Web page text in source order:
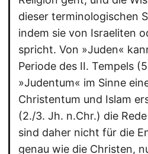
dieser terminologischen
indem sie von Israeliten
spricht. Von »Juden«
Periode des II. Tempels
»Judentum« im Sinne
Christentum und Islam
(2./3. Jh. n.Chr.) die
sind daher nicht für die
genau wie die Christen,